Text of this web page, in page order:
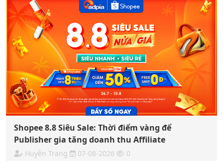
Shopee 8.8 Siêu Sale: Thời điểm vàng để
Publisher gia tăng doanh thu Affiliate
Huyền Trang 07-08-2026 0